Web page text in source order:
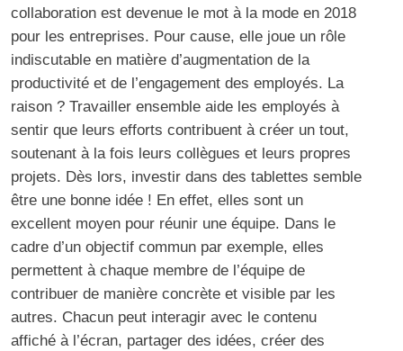
collaboration est devenue le mot à la mode en 2018
pour les entreprises. Pour cause, elle joue un rôle
indiscutable en matière d’augmentation de la
productivité et de l’engagement des employés. La
raison ? Travailler ensemble aide les employés à
sentir que leurs efforts contribuent à créer un tout,
soutenant à la fois leurs collègues et leurs propres
projets. Dès lors, investir dans des tablettes semble
être une bonne idée ! En effet, elles sont un
excellent moyen pour réunir une équipe. Dans le
cadre d’un objectif commun par exemple, elles
permettent à chaque membre de l’équipe de
contribuer de manière concrète et visible par les
autres. Chacun peut interagir avec le contenu
affiché à l’écran, partager des idées, créer des